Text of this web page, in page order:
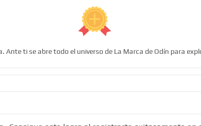
Ante ti se abre todo el universo de La Marca de Odín para